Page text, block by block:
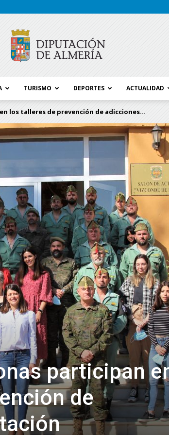
Diputación
de
Almería
TURISMO DEPORTES ACTUALIDAD
los talleres de prevención de adicciones...
participan
de